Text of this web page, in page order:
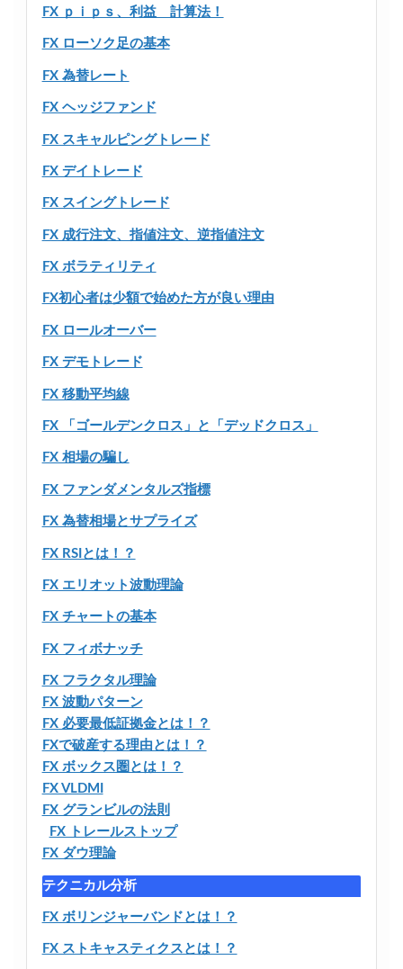
FX ｐｉｐｓ、利益 計算法！
FX ローソク足の基本
FX 為替レート
FX ヘッジファンド
FX スキャルピングトレード
FX デイトレード
FX スイングトレード
FX 成行注文、指値注文、逆指値注文
FX ボラティリティ
FX初心者は少額で始めた方が良い理由
FX ロールオーバー
FX デモトレード
FX 移動平均線
FX 「ゴールデンクロス」と「デッドクロス」
FX 相場の騙し
FX ファンダメンタルズ指標
FX 為替相場とサプライズ
FX RSIとは！？
FX エリオット波動理論
FX チャートの基本
FX フィボナッチ
FX フラクタル理論
FX 波動パターン
FX 必要最低証拠金とは！？
FXで破産する理由とは！？
FX ボックス圏とは！？
FX VLDMI
FX グランビルの法則
FX トレールストップ
FX ダウ理論
テクニカル分析
FX ボリンジャーバンドとは！？
FX ストキャスティクスとは！？